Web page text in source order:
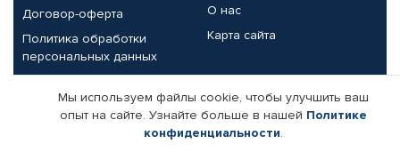
Договор-оферта
Политика обработки
персональных данных
О нас
Карта сайта
Партнерам
Корпоративным клиентам
Реквизиты компании
Мы используем файлы cookie, чтобы улучшить ваш
опыт на сайте. Узнайте больше в нашей Политике
конфиденциальности.